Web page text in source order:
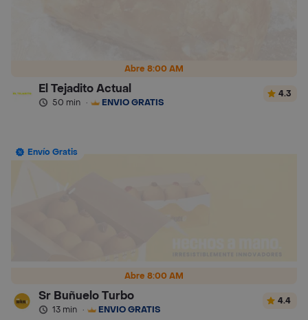
Abre 8:00 AM
El Tejadito Actual
50 min · ENVÍO GRATIS
4.3
Abre 8:00 AM
Envío Gratis
Sr Buñuelo Turbo
13 min · ENVÍO GRATIS
4.4